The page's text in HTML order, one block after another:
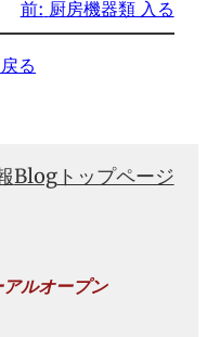
前: 厨房機器類 入る
る
Blogトップページ
ルオープン